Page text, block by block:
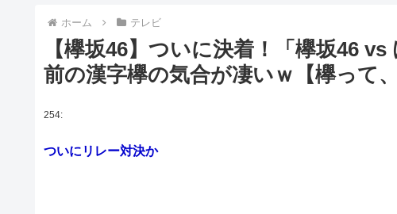
ホーム テレビ
【欅坂46】ついに決着！「欅坂46
前の漢字欅の気合が凄いｗ【欅って
254:
ついにリレー対決か